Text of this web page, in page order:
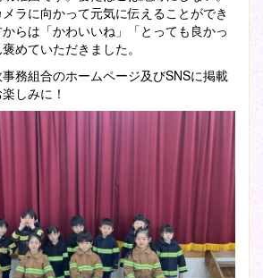
ラに向かって元気に伝えることができ
らは「かわいいね」「とっても良かっ
めていただきました。
務組合のホームページ及びSNSに掲載
しみに！